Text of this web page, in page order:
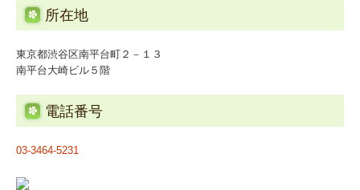
お問合せ
病院・診療所の皆様へ
補助金・助成金・融資情報
所在地
東京都渋谷区南平台町２－１３
南平台大崎ビル５階
電話番号
03-3464-5231